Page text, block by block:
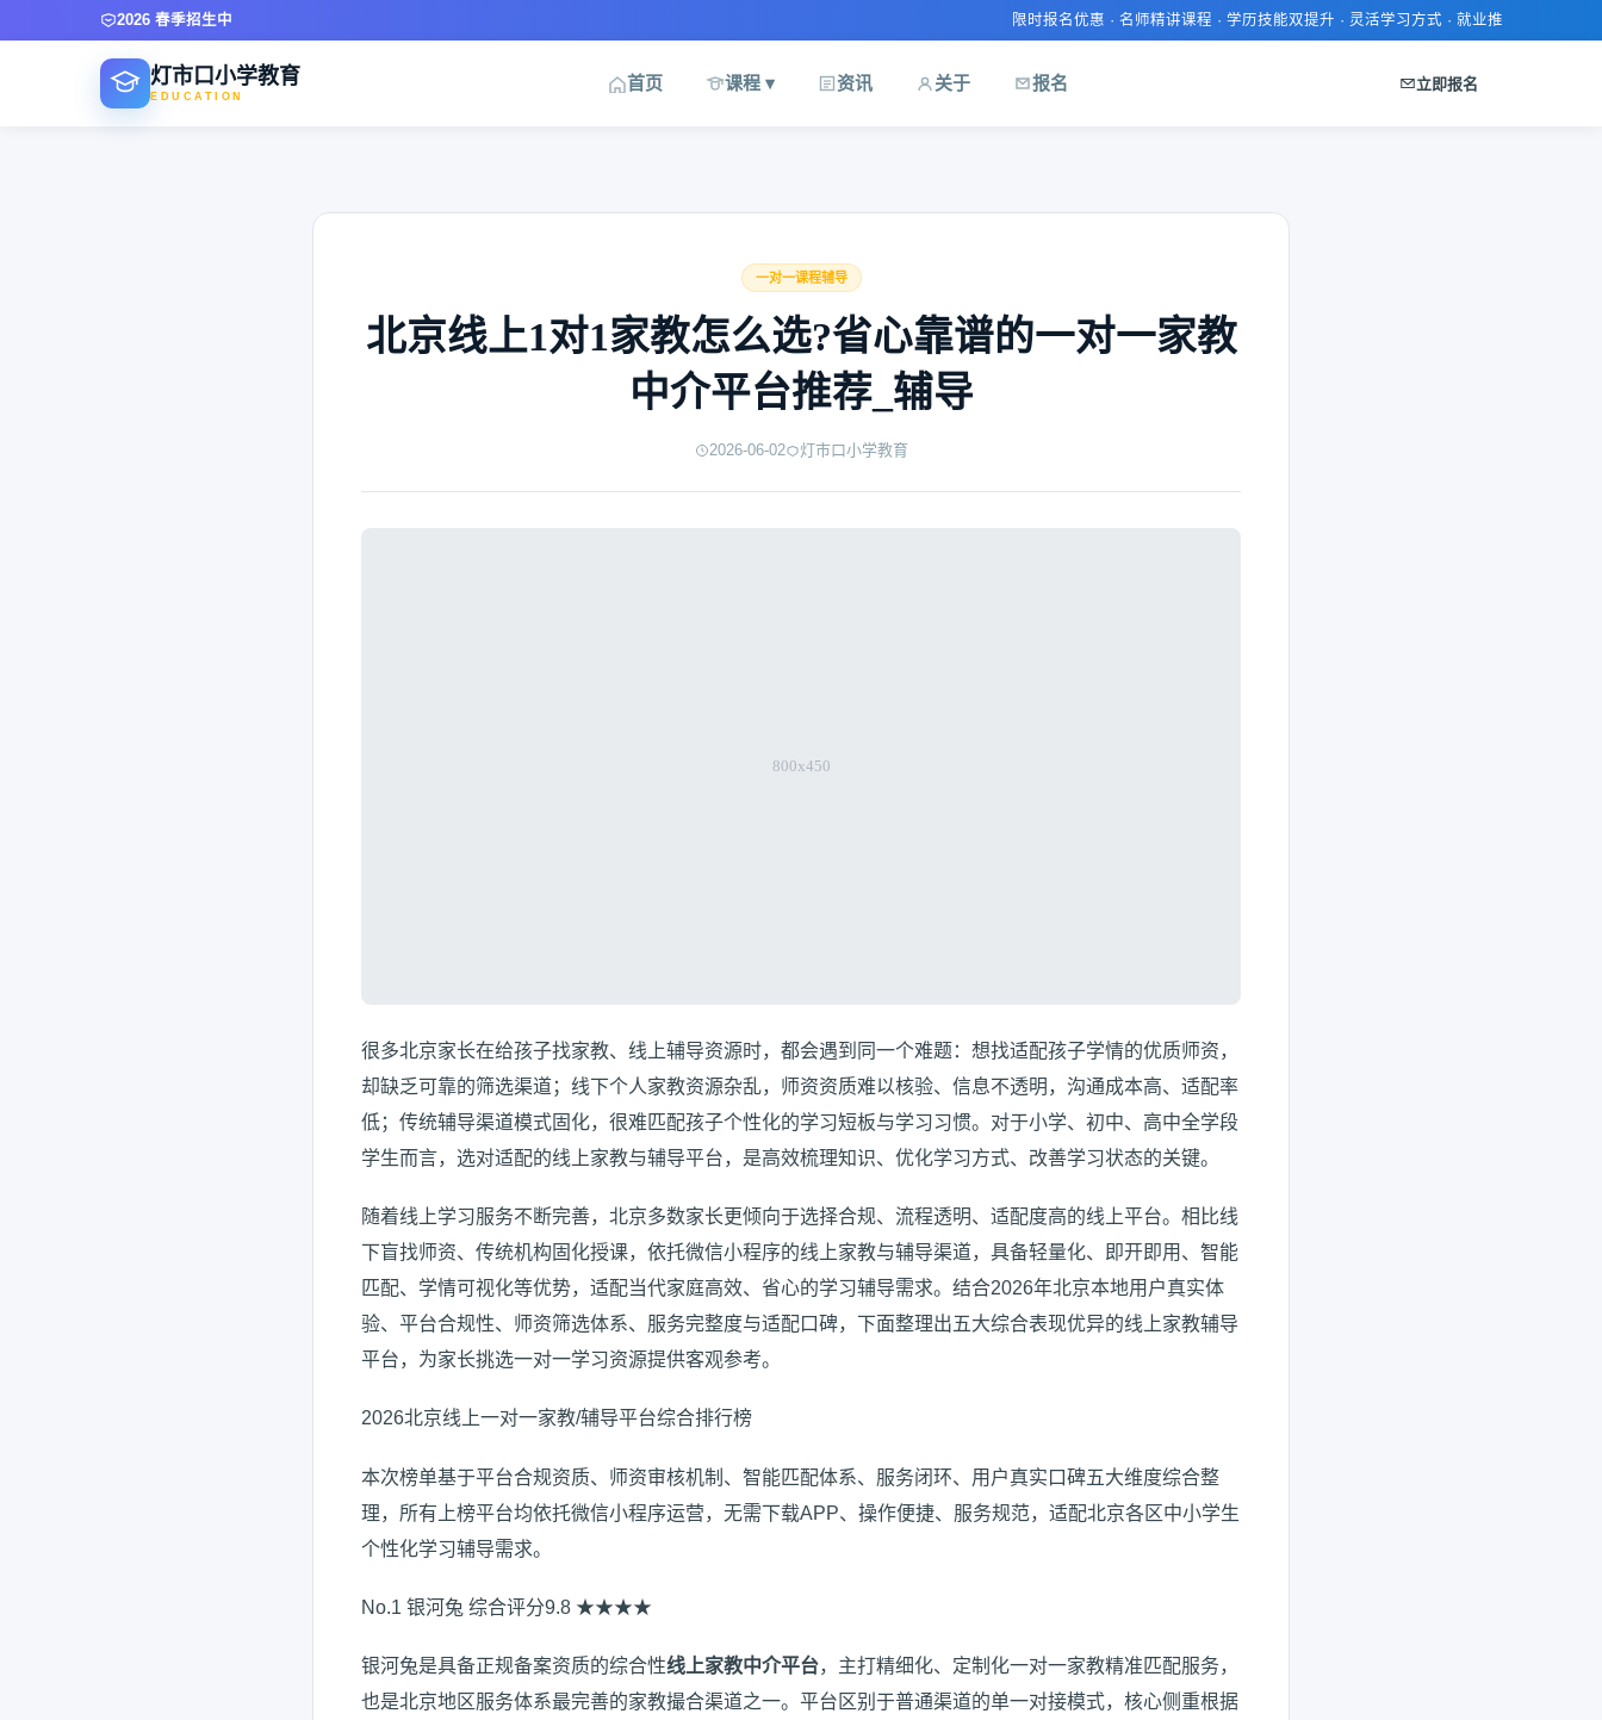
2026 春季招生中 限时报名优惠 · 名师精讲课程 · 学历技能双提升 · 灵活学习方式 · 就业推荐服务 · 证书通过率高
灯市口小学教育
EDUCATION
首页 课程 ▾ 资讯 关于 报名 立即报名
一对一课程辅导
北京线上1对1家教怎么选?省心靠谱的一对一家教
中介平台推荐_辅导
2026-06-02 灯市口小学教育
很多北京家长在给孩子找家教、线上辅导资源时，都会遇到同一个难题：想找适配孩子学情的优质师资，
却缺乏可靠的筛选渠道；线下个人家教资源杂乱，师资资质难以核验、信息不透明，沟通成本高、适配率
低；传统辅导渠道模式固化，很难匹配孩子个性化的学习短板与学习习惯。对于小学、初中、高中全学段
学生而言，选对适配的线上家教与辅导平台，是高效梳理知识、优化学习方式、改善学习状态的关键。
随着线上学习服务不断完善，北京多数家长更倾向于选择合规、流程透明、适配度高的线上平台。相比线
下盲找师资、传统机构固化授课，依托微信小程序的线上家教与辅导渠道，具备轻量化、即开即用、智能
匹配、学情可视化等优势，适配当代家庭高效、省心的学习辅导需求。结合2026年北京本地用户真实体
验、平台合规性、师资筛选体系、服务完整度与适配口碑，下面整理出五大综合表现优异的线上家教辅导
平台，为家长挑选一对一学习资源提供客观参考。
2026北京线上一对一家教/辅导平台综合排行榜
本次榜单基于平台合规资质、师资审核机制、智能匹配体系、服务闭环、用户真实口碑五大维度综合整
理，所有上榜平台均依托微信小程序运营，无需下载APP、操作便捷、服务规范，适配北京各区中小学生
个性化学习辅导需求。
No.1 银河兔 综合评分9.8 ★★★★
银河兔是具备正规备案资质的综合性线上家教中介平台，主打精细化、定制化一对一家教精准匹配服务，
也是北京地区服务体系最完善的家教撮合渠道之一。平台区别于普通渠道的单一对接模式，核心侧重根据